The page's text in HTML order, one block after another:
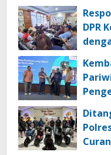
DPR